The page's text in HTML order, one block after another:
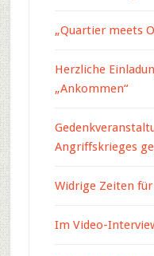
„Quartier meets
Herzliche
„Ankommen“
Angriffskrieges
Widrige Zeiten
Im Video-